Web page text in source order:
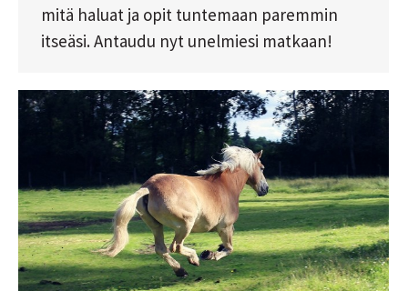
mitä haluat ja opit tuntemaan paremmin
itseäsi. Antaudu nyt unelmiesi matkaan!